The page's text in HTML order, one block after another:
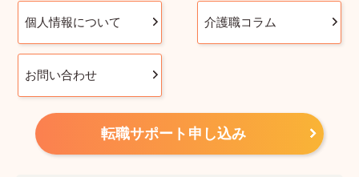
個人情報について 介護職コラム
お問い合わせ
転職サポート申し込み